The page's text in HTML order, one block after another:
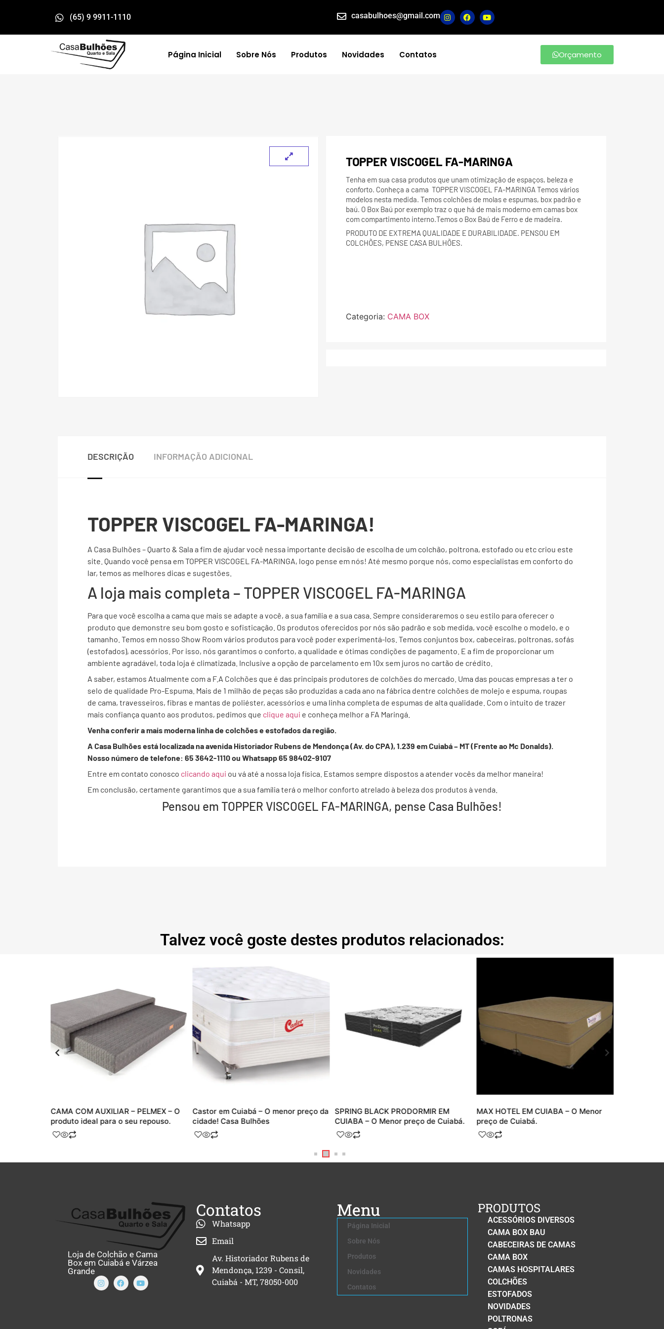
(65) 9 9911-1110 casabulhoes@gmail.com
Página Inicial Sobre Nós Produtos Novidades Contatos Orçamento
TOPPER VISCOGEL FA-MARINGA
Tenha em sua casa produtos que unam otimização de espaços, beleza e
conforto. Conheça a cama TOPPER VISCOGEL FA-MARINGA Temos vários
modelos nesta medida. Temos colchões de molas e espumas, box padrão e
baú. O Box Baú por exemplo traz o que há de mais moderno em camas box
com compartimento interno.Temos o Box Baú de Ferro e de madeira.
PRODUTO DE EXTREMA QUALIDADE E DURABILIDADE. PENSOU EM
COLCHÕES, PENSE CASA BULHÕES.
Categoria: CAMA BOX
DESCRIÇÃO INFORMAÇÃO ADICIONAL
TOPPER VISCOGEL FA-MARINGA!
A Casa Bulhões – Quarto & Sala a fim de ajudar você nessa importante decisão de escolha de um colchão, poltrona, estofado ou etc criou este
site. Quando você pensa em TOPPER VISCOGEL FA-MARINGA, logo pense em nós! Até mesmo porque nós, como especialistas em conforto do
lar, temos as melhores dicas e sugestões.
A loja mais completa – TOPPER VISCOGEL FA-MARINGA
Para que você escolha a cama que mais se adapte a você, a sua família e a sua casa. Sempre consideraremos o seu estilo para oferecer o
produto que demonstre seu bom gosto e sofisticação. Os produtos oferecidos por nós são padrão e sob medida, você escolhe o modelo, e o
tamanho. Temos em nosso Show Room vários produtos para você poder experimentá-los. Temos conjuntos box, cabeceiras, poltronas, sofás
(estofados), acessórios. Por isso, nós garantimos o conforto, a qualidade e ótimas condições de pagamento. E a fim de proporcionar um
ambiente agradável, toda loja é climatizada. Inclusive a opção de parcelamento em 10x sem juros no cartão de crédito.
A saber, estamos Atualmente com a F.A Colchões que é das principais produtores de colchões do mercado. Uma das poucas empresas a ter o
selo de qualidade Pro-Espuma. Mais de 1 milhão de peças são produzidas a cada ano na fábrica dentre colchões de molejo e espuma, roupas
de cama, travesseiros, fibras e mantas de poliéster, acessórios e uma linha completa de espumas de alta qualidade. Com o intuito de trazer
mais confiança quanto aos produtos, pedimos que clique aqui e conheça melhor a FA Maringá.
Venha conferir a mais moderna linha de colchões e estofados da região.
A Casa Bulhões está localizada na avenida Historiador Rubens de Mendonça (Av. do CPA), 1.239 em Cuiabá – MT (Frente ao Mc Donalds).
Nosso número de telefone: 65 3642-1110 ou Whatsapp 65 98402-9107
Entre em contato conosco clicando aqui ou vá até a nossa loja física. Estamos sempre dispostos a atender vocês da melhor maneira!
Em conclusão, certamente garantimos que a sua família terá o melhor conforto atrelado à beleza dos produtos à venda.
Pensou em TOPPER VISCOGEL FA-MARINGA, pense Casa Bulhões!
Talvez você goste destes produtos relacionados:
CAMA COM AUXILIAR – PELMEX – O
produto ideal para o seu repouso.
Castor em Cuiabá – O menor preço da
cidade! Casa Bulhões
SPRING BLACK PRODORMIR EM
CUIABA – O Menor preço de Cuiabá.
MAX HOTEL EM CUIABA – O Menor
preço de Cuiabá.
Loja de Colchão e Cama
Box em Cuiabá e Várzea
Grande
Contatos
Whatsapp
Email
Av. Historiador Rubens de
Mendonça, 1239 - Consil,
Cuiabá - MT, 78050-000
Menu
Página Inicial
Sobre Nós
Produtos
Novidades
Contatos
PRODUTOS
ACESSÓRIOS DIVERSOS
CAMA BOX BAU
CABECEIRAS DE CAMAS
CAMA BOX
CAMAS HOSPITALARES
COLCHÕES
ESTOFADOS
NOVIDADES
POLTRONAS